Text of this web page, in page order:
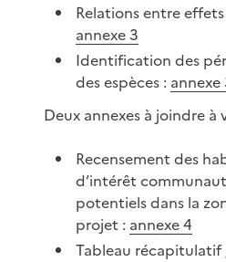
Relations entre
annexe 3
Identification des
des espèces : annexe
Deux annexes à joindre à
Recensement des
d’intérêt
potentiels dans la
projet : annexe 4
Tableau récapitulatif